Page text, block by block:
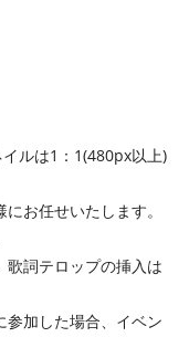
ルは1：1(480px以上)
お任せいたします。
歌詞テロップの挿入は
参加した場合、イベン